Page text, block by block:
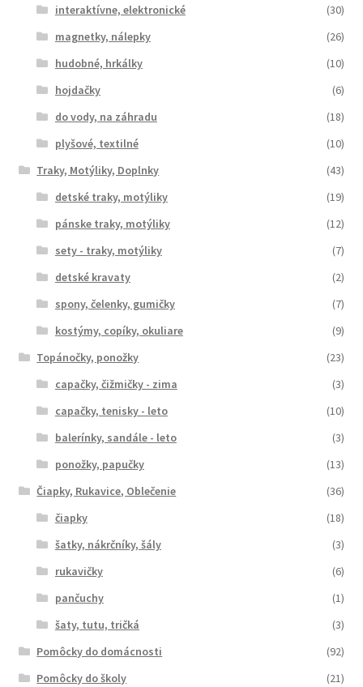
interaktívne, elektronické
(30)
magnetky, nálepky
(26)
hudobné, hrkálky
(10)
hojdačky
(6)
do vody, na záhradu
(18)
plyšové, textilné
(10)
Traky, Motýliky, Doplnky
(43)
detské traky, motýliky
(19)
pánske traky, motýliky
(12)
sety - traky, motýliky
(7)
detské kravaty
(2)
spony, čelenky, gumičky
(7)
kostýmy, copíky, okuliare
(9)
Topánočky, ponožky
(23)
capačky, čižmičky - zima
(3)
capačky, tenisky - leto
(10)
balerínky, sandále - leto
(3)
ponožky, papučky
(13)
Čiapky, Rukavice, Oblečenie
(36)
čiapky
(18)
šatky, nákrčníky, šály
(3)
rukavičky
(6)
pančuchy
(1)
šaty, tutu, tričká
(3)
Pomôcky do domácnosti
(92)
Pomôcky do školy
(21)